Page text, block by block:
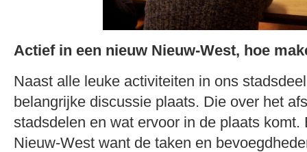
Actief in een nieuw Nieuw-West, hoe
Naast alle leuke activiteiten in ons
belangrijke discussie plaats. Die over het
stadsdelen en wat ervoor in de plaats komt.
Nieuw-West want de taken en